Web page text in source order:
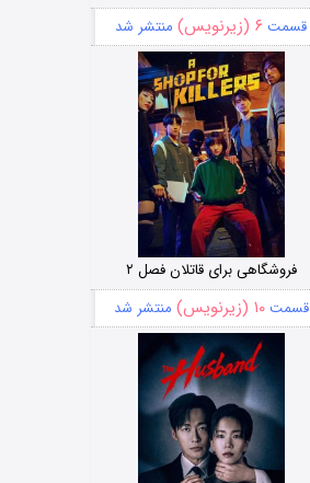
قسمت ۶ (زیرنویس) منتشر شد
فروشگاهی برای قاتلان فصل ۲
قسمت۱۰ (زیرنویس) منتشر شد